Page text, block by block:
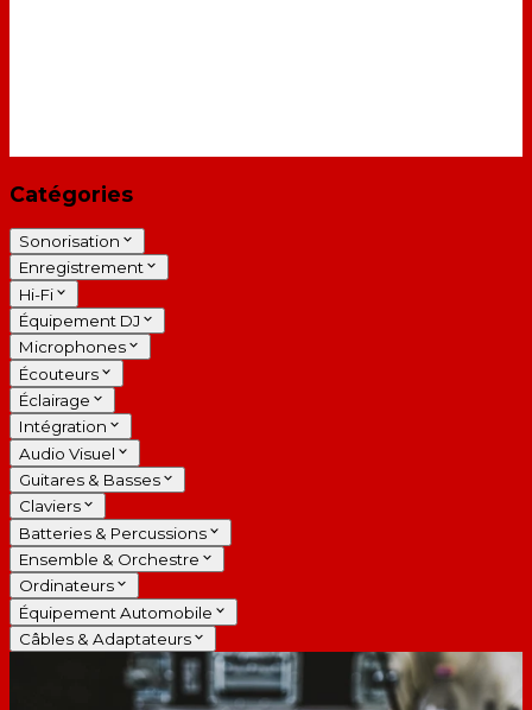
Catégories
Sonorisation
Enregistrement
Hi-Fi
Équipement DJ
Microphones
Écouteurs
Éclairage
Intégration
Audio Visuel
Guitares & Basses
Claviers
Batteries & Percussions
Ensemble & Orchestre
Ordinateurs
Équipement Automobile
Câbles & Adaptateurs